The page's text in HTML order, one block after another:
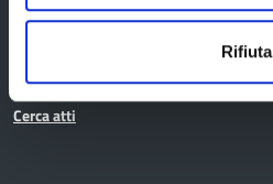
Rifiuta
Cerca persone
Cerca atti